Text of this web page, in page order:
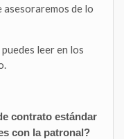
asesoraremos de lo
leer en los
contrato estándar
con la patronal?